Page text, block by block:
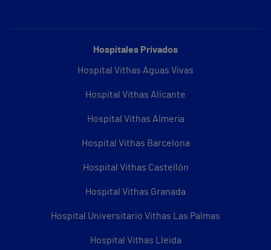
Hospitales Privados
Hospital Vithas Aguas Vivas
Hospital Vithas Alicante
Hospital Vithas Almería
Hospital Vithas Barcelona
Hospital Vithas Castellón
Hospital Vithas Granada
Hospital Universitario Vithas Las Palmas
Hospital Vithas Lleida